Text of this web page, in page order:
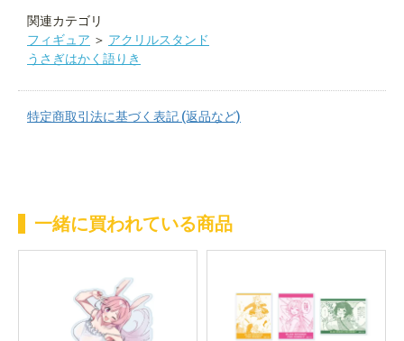
関連カテゴリ
フィギュア ＞ アクリルスタンド
うさぎはかく語りき
特定商取引法に基づく表記 (返品など)
一緒に買われている商品